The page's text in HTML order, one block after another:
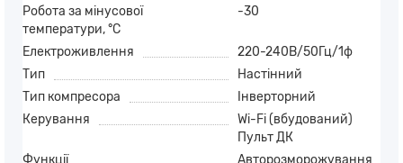
Робота за мінусової
температури, °C
-30
Електроживлення
220-240В/50Гц/1ф
Тип
Настінний
Тип компресора
Інверторний
Керування
Wi-Fi (вбудований)
Пульт ДК
Функції
Авторозморожування